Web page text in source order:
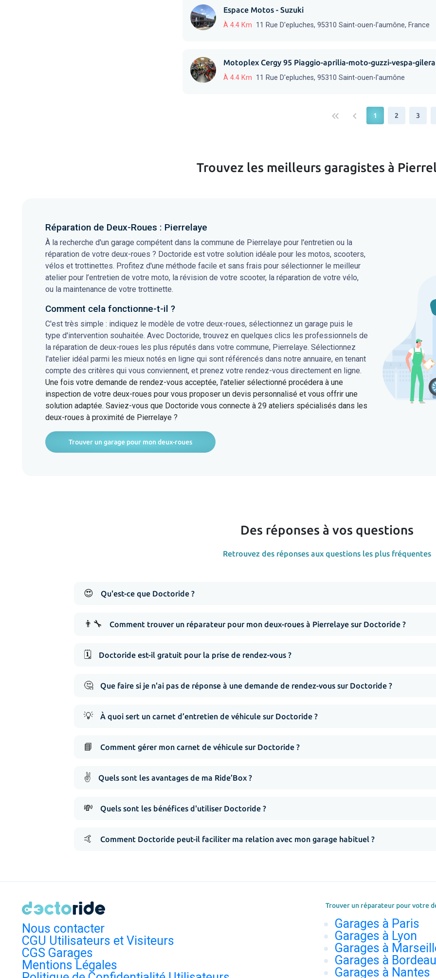
Espace Motos - Suzuki
À 4.4 Km 11 Rue D'epluches, 95310 Saint-ouen-l'aumône, France
Motoplex Cergy 95 Piaggio-aprilia-moto-guzzi-vespa-gilera
À 4.4 Km 11 Rue D'epluches, 95310 Saint-ouen-l'aumône
keyboard_double_arrow_left keyboard_arrow_left 1 2 3
Trouvez les meilleurs garagistes à
Réparation de Deux-Roues : Pierrelaye
À la recherche d'un garage compétent dans la commune de Pierrelaye pour l'entretien ou la
réparation de votre deux-roues ? Doctoride est votre solution idéale pour les motos, scooters,
vélos et trottinettes. Profitez d'une méthode facile et sans frais pour sélectionner le meilleur
atelier pour l’entretien de votre moto, la révision de votre scooter, la réparation de votre vélo,
ou la maintenance de votre trottinette.
Comment cela fonctionne-t-il ?
C'est très simple : indiquez le modèle de votre deux-roues, sélectionnez un garage puis le
type d'intervention souhaitée. Avec Doctoride, trouvez en quelques clics les professionnels de
la réparation de deux-roues les plus réputés dans votre commune, Pierrelaye. Sélectionnez
l'atelier idéal parmi les mieux notés en ligne qui sont référencés dans notre annuaire, en tenant
compte des critères qui vous conviennent, et prenez votre rendez-vous directement en ligne.
Une fois votre demande de rendez-vous acceptée, l'atelier sélectionné procédera à une
inspection de votre deux-roues pour vous proposer un devis personnalisé et vous offrir une
solution adaptée. Saviez-vous que Doctoride vous connecte à 29 ateliers spécialisés dans les
deux-roues à proximité de Pierrelaye ?
Trouver un garage pour mon deux-roues
Des réponses à vos questions
Retrouvez des réponses aux questions les plus fréquentes
😍 Qu'est-ce que Doctoride ?
👨‍🔧 Comment trouver un réparateur pour mon deux-roues à Pierrelaye sur Doctoride ?
🗓️ Doctoride est-il gratuit pour la prise de rendez-vous ?
🤔 Que faire si je n'ai pas de réponse à une demande de rendez-vous sur Doctoride ?
💡 À quoi sert un carnet d’entretien de véhicule sur Doctoride ?
📘 Comment gérer mon carnet de véhicule sur Doctoride ?
✌️ Quels sont les avantages de ma Ride’Box ?
💸 Quels sont les bénéfices d'utiliser Doctoride ?
🤙 Comment Doctoride peut-il faciliter ma relation avec mon garage habituel ?
Nous contacter
CGU Utilisateurs et Visiteurs
CGS Garages
Mentions Légales
Trouver un réparateur pour votre
Garages à Paris
Garages à Lyon
Garages à
Garages à
Garages à Nantes